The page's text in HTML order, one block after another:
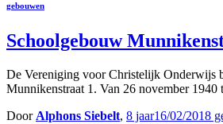
gebouwen
Schoolgebouw
De Vereniging voor Christelijk Onderwijs
Munnikenstraat 1. Van 26 november
Door Alphons Siebelt, 8 jaar16/02/2018